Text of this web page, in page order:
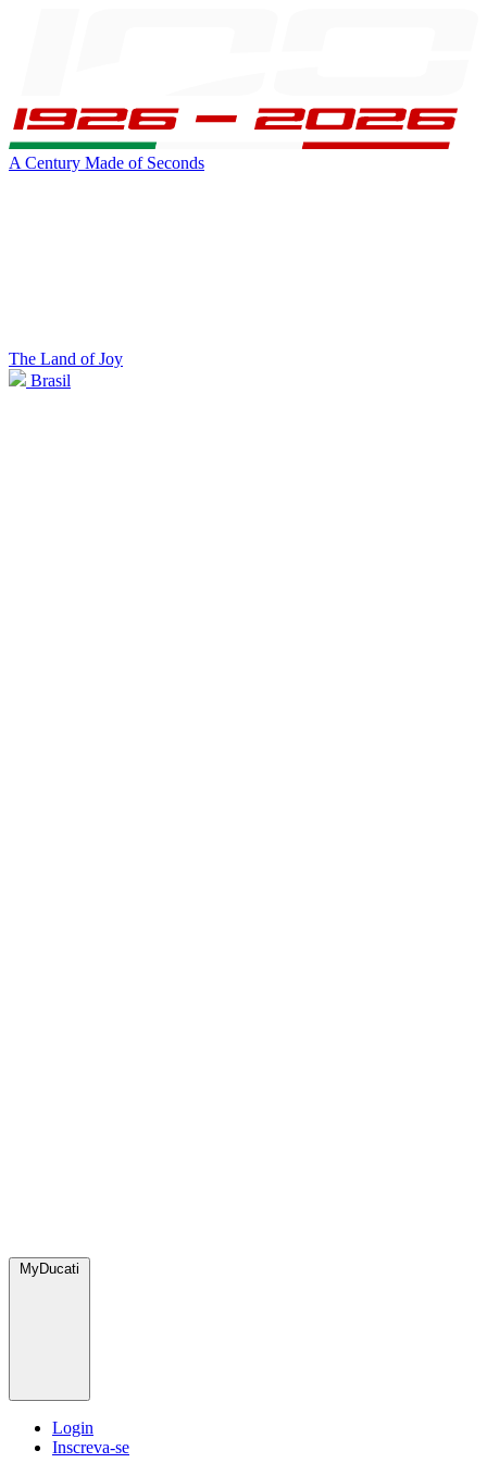
A Century Made of Seconds
The Land of Joy
Brasil
MyDucati
Login
Inscreva-se